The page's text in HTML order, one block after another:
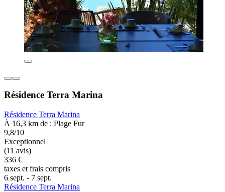
Résidence Terra Marina
Résidence Terra Marina
À 16,3 km de : Plage Fur
9,8/10
Exceptionnel
(11 avis)
336 €
taxes et frais compris
6 sept. - 7 sept.
Résidence Terra Marina